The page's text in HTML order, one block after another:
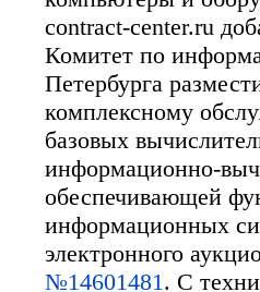
contract-center.ru
Комитет по
Петербурга
комплексному
базовых
информационно-
обеспечивающей
информационных
электронного
№14601481. С